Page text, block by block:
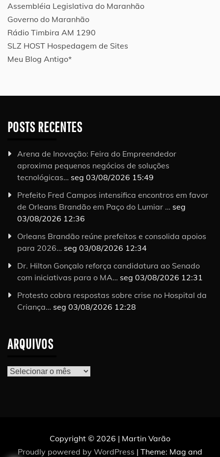
Assembléia Legislativa do Maranhão
Governo do Maranhão
Rádio Timbira AM 1290
SLZ HOST Hospedagem de Sites
Meu Blog Antigo*
POSTS RECENTES
Arena de Inovação: Feira do Empreendedor
aproxima pequenos negócios de soluções
tecnológicas… seg 03/08/2026 15:49
Prefeito Fred Campos intensifica encontros em favor
de Orleans Brandão em Paço do Lumiar … seg
03/08/2026 12:36
Orleans Brandão reúne prefeitos e consolida apoios
para 2026… seg 03/08/2026 12:34
Dr. Hilton Gonçalo reforça candidatura ao Senado
com iniciativas para o MA… seg 03/08/2026 12:31
Protesto cobra respostas sobre crise no Hospital da
Criança… seg 03/08/2026 12:28
ARQUIVOS
Arquivos
Copyright © 2026 | Martin Varão
Proudly powered by WordPress | Theme: Mag and